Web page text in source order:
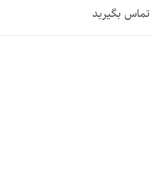
تماس بگیرید